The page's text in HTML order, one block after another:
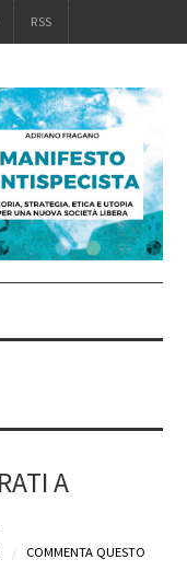
RSS
A
COMMENTA QUESTO